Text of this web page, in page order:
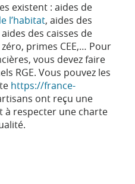
existent : aides de
l’habitat, aides des
des caisses de
primes CEE,… Pour
vous devez faire
RGE. Vous pouvez les
https://france-
ont reçu une
à respecter une charte